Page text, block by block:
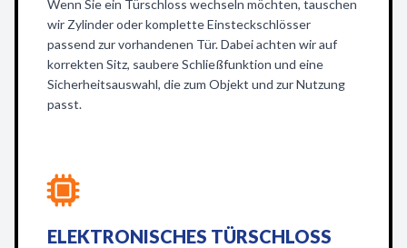
Wenn Sie ein Türschloss wechseln möchten, tauschen
wir Zylinder oder komplette Einsteckschlösser
passend zur vorhandenen Tür. Dabei achten wir auf
korrekten Sitz, saubere Schließfunktion und eine
Sicherheitsauswahl, die zum Objekt und zur Nutzung
passt.
ELEKTRONISCHES TÜRSCHLOSS